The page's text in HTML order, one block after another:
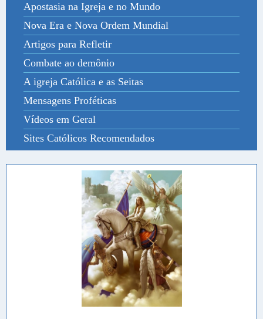
Apostasia na Igreja e no Mundo
Nova Era e Nova Ordem Mundial
Artigos para Refletir
Combate ao demônio
A igreja Católica e as Seitas
Mensagens Proféticas
Vídeos em Geral
Sites Católicos Recomendados